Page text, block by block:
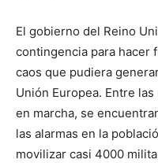
El gobierno del Reino
contingencia para hacer
caos que pudiera
Unión Europea. Entre
en marcha, se
las alarmas en la
movilizar casi 4000